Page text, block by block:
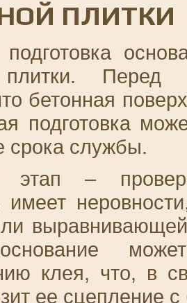
ПЛИТКИ
плитки. Перед
бетонная
подготовка
срока службы.
этап –
имеет
клея, что, в
ее сцепление